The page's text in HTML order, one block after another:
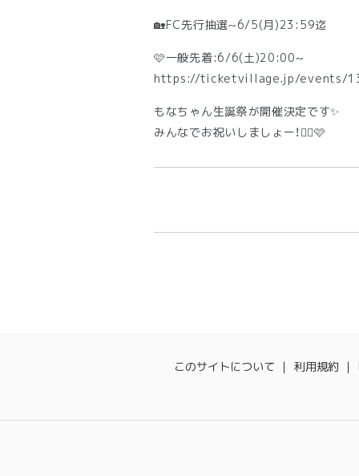
🏡FC先行抽選~6/5(月)23:59迄
🩷一般先着:6/6(土)20:00~
https://ticketvillage.jp/events/
もなちゃん生誕祭が開催決定です✨️
みんなでお祝いしましょー！✊🏻🩷
このサイトについて 利用規約